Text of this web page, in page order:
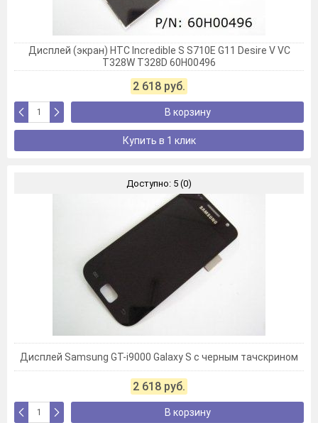
Дисплей (экран) HTC Incredible S S710E G11 Desire V VC
T328W T328D 60H00496
2 618 руб.
В корзину
Купить в 1 клик
Доступно: 5 (0)
Дисплей Samsung GT-i9000 Galaxy S с черным тачскрином
2 618 руб.
В корзину